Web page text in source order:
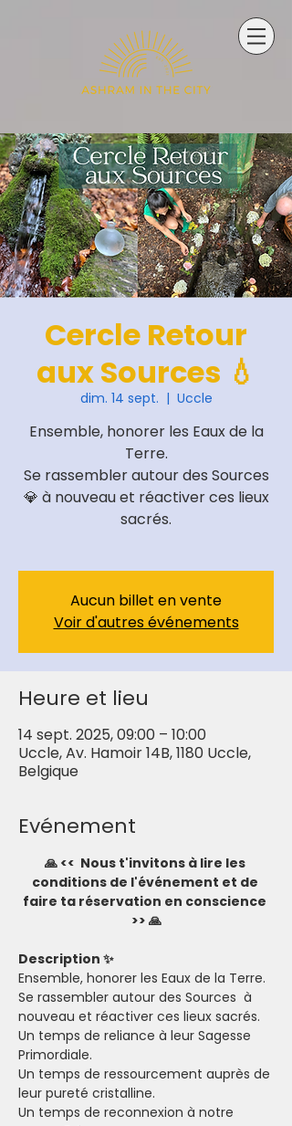
Cercle Retour
aux Sources 💧
dim. 14 sept.
  |
Uccle
Ensemble, honorer les Eaux de la
Terre.
Se rassembler autour des Sources
💎 à nouveau et réactiver ces lieux
sacrés.
Aucun billet en vente
Voir d'autres événements
Heure et lieu
14 sept. 2025, 09:00 – 10:00
Uccle, Av. Hamoir 14B, 1180 Uccle,
Belgique
Evénement
🙏 <<  Nous t'invitons à lire les
conditions de l'événement et de
faire ta réservation en conscience
>> 🙏
Description ✨
Ensemble, honorer les Eaux de la Terre.
Se rassembler autour des Sources  à
nouveau et réactiver ces lieux sacrés.
Un temps de reliance à leur Sagesse
Primordiale.
Un temps de ressourcement auprès de
leur pureté cristalline.
Un temps de reconnexion à notre